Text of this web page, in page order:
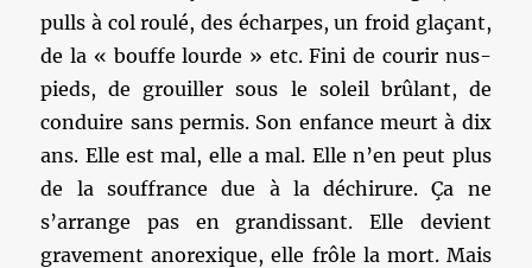
pulls à col roulé, des écharpes, un froid glaçant,
de la « bouffe lourde » etc. Fini de courir nus-
pieds, de grouiller sous le soleil brûlant, de
conduire sans permis. Son enfance meurt à dix
ans. Elle est mal, elle a mal. Elle n’en peut plus
de la souffrance due à la déchirure. Ça ne
s’arrange pas en grandissant. Elle devient
gravement anorexique, elle frôle la mort. Mais